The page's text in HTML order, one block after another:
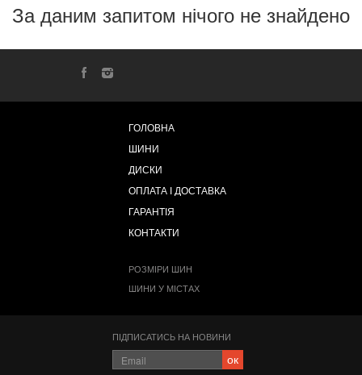
За даним запитом нічого не знайдено
ГОЛОВНА
ШИНИ
ДИСКИ
ОПЛАТА І ДОСТАВКА
ГАРАНТІЯ
КОНТАКТИ
РОЗМІРИ ШИН
ШИНИ У МІСТАХ
ПІДПИСАТИСЬ НА НОВИНИ
ок